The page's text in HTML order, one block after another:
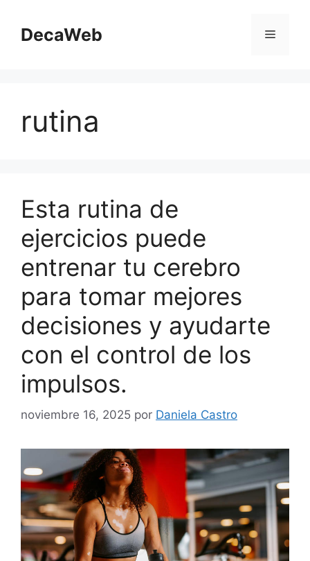
contenido
DecaWeb Menú
rutina
Esta rutina de
ejercicios puede
entrenar tu cerebro
para tomar mejores
decisiones y ayudarte
con el control de los
impulsos.
noviembre 16, 2025 por Daniela Castro